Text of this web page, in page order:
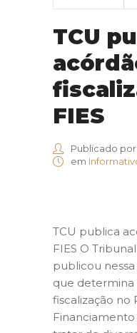
TCU
FIES
Publicado por
em
TCU publica
FIES O
publicou nessa
que determina
fiscalização no
Financiamento